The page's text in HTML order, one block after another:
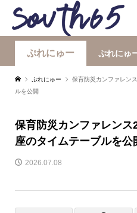
ぷれにゅー ぷれにゅ
ぷれにゅー
保育防災カンファレン
ルを公開
保育防災カンファレン
座のタイムテーブルを公
2026.07.08